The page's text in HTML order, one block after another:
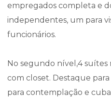
empregados completa e
independentes, um para
funcionários.
No segundo nível,4
com closet. Destaque
para contemplação e